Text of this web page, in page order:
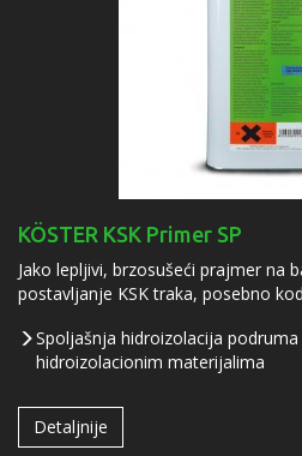
KÖSTER KSK Primer SP
Jako lepljivi, brzosušeći prajmer na
postavljanje KSK traka, posebno
Spoljašnja hidroizolacija
hidroizolacionim materijalima
Detaljnije